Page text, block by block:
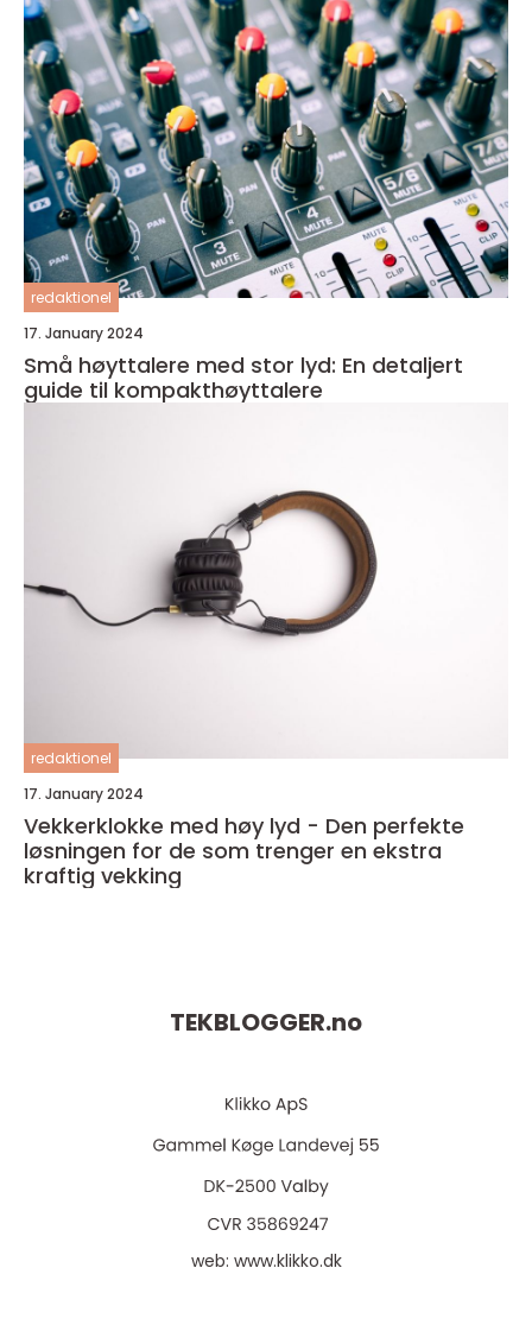
redaktionel
17. January 2024
Små høyttalere med stor lyd: En detaljert
guide til kompakthøyttalere
redaktionel
17. January 2024
Vekkerklokke med høy lyd - Den perfekte
løsningen for de som trenger en ekstra
kraftig vekking
TEKBLOGGER.no
web: www.klikko.dk